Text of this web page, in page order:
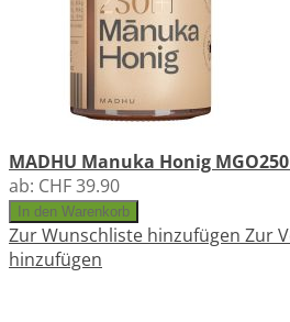
MADHU Manuka Honig
ab: CHF 39.90
In den Warenkorb
Zur Wunschliste hinzufügen Zur
hinzufügen